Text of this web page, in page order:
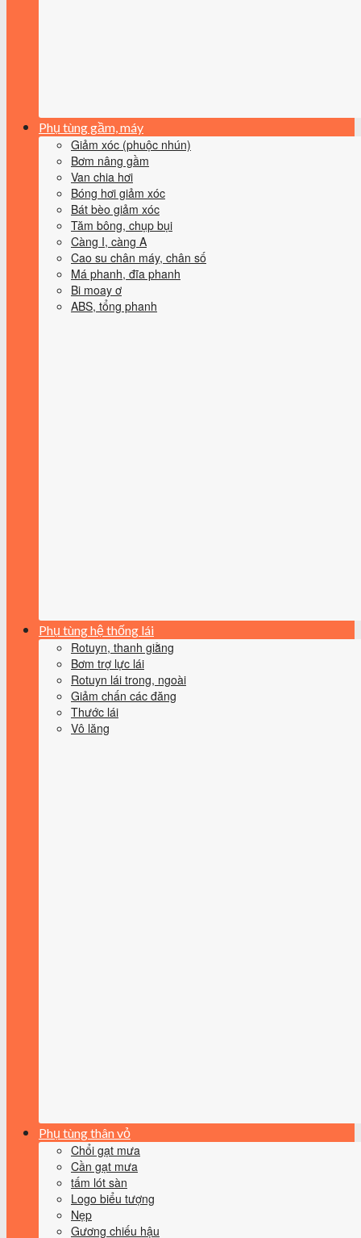
Phụ tùng gầm, máy
Giảm xóc (phuộc nhún)
Bơm nâng gầm
Van chia hơi
Bóng hơi giảm xóc
Bát bèo giảm xóc
Tăm bông, chụp bụi
Càng I, càng A
Cao su chân máy, chân số
Má phanh, đĩa phanh
Bi moay ơ
ABS, tổng phanh
Phụ tùng hệ thống lái
Rotuyn, thanh giằng
Bơm trợ lực lái
Rotuyn lái trong, ngoài
Giảm chấn các đăng
Thước lái
Vô lăng
Phụ tùng thân vỏ
Chổi gạt mưa
Cần gạt mưa
tấm lót sàn
Logo biểu tượng
Nẹp
Gương chiếu hậu